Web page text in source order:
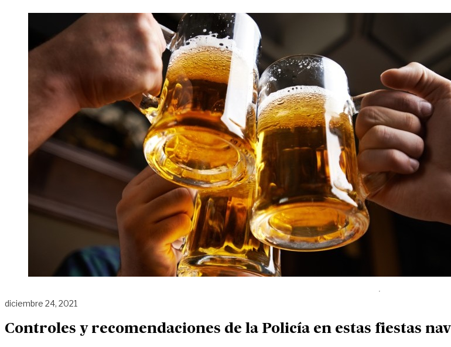
diciembre 24, 2021
Controles y recomendaciones de la Policía en estas fiestas